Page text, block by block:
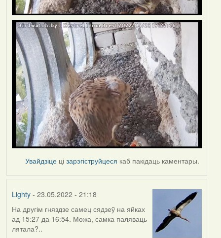
Увайдзіце цізарэгіструйцеся каб пакідаць каментары.
Lighty- 23.05.2022 - 21:18
На другім гняздзе самец сядзеў на яйках
ад 15:27 да 16:54. Можа, самка паляваць
лятала?..